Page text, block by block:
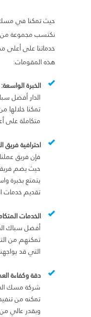
حيث تمكنا في مسك
نكتسب مجموعة من
خدماتنا على أعلى
هذه المقومات:
الخبرة الواسعة:
تمكنا خلالها
متكاملة على
احترافية فريق
فإن فريق
حيث يضم
يتمتع بخبرة
تقديم خدمات
الخدمات
أفضل سباك
تمكنهم من
التي قد
دقة وكفاءة
شركة مسك
تمكنه من
وبقدر عالي من